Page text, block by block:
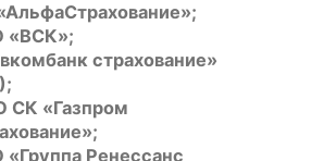
«ВСК»;
страхование»
СК «Газпром
Ренессанс